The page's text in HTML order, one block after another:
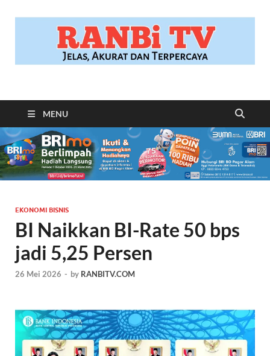
RANBITV.COM
MENU
EKONOMI BISNIS
BI Naikkan BI-Rate 50 bps
jadi 5,25 Persen
26 Mei 2026 - by RANBITV.COM